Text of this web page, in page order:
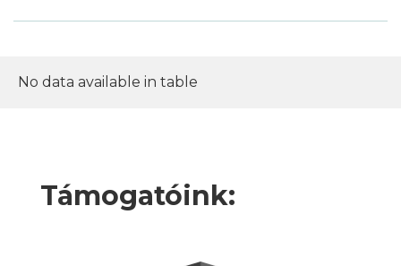
No data available in table
Támogatóink: